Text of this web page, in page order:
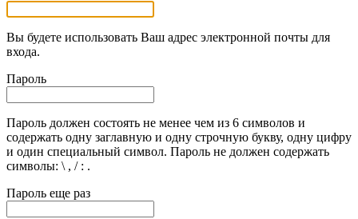
Вы будете использовать Ваш адрес электронной почты для
входа.
Пароль
Пароль должен состоять не менее чем из 6 символов и
содержать одну заглавную и одну строчную букву, одну цифру
и один специальный символ. Пароль не должен содержать
символы: \ , / : .
Пароль еще раз